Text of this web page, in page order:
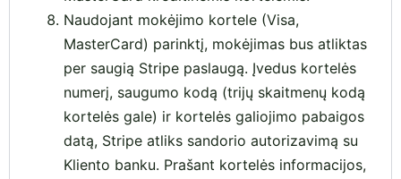
Naudojant mokėjimo kortele (Visa,
MasterCard) parinktį, mokėjimas bus atliktas
per saugią Stripe paslaugą. Įvedus kortelės
numerį, saugumo kodą (trijų skaitmenų kodą
kortelės gale) ir kortelės galiojimo pabaigos
datą, Stripe atliks sandorio autorizavimą su
Kliento banku. Prašant kortelės informacijos,